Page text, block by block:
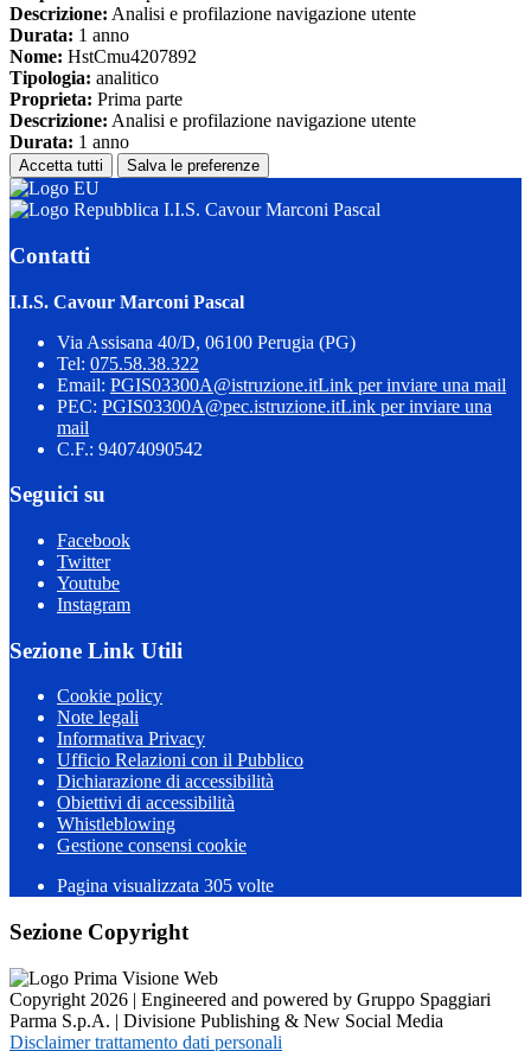
Descrizione: Analisi e profilazione navigazione utente
Durata: 1 anno
Nome: HstCmu4207892
Tipologia: analitico
Proprieta: Prima parte
Descrizione: Analisi e profilazione navigazione utente
Durata: 1 anno
Accetta tutti Salva le preferenze
I.I.S. Cavour Marconi Pascal
Contatti
I.I.S. Cavour Marconi Pascal
Via Assisana 40/D, 06100 Perugia (PG)
Tel: 075.58.38.322
Email: PGIS03300A@istruzione.itLink per inviare una mail
PEC: PGIS03300A@pec.istruzione.itLink per inviare una
mail
C.F.: 94074090542
Seguici su
Facebook
Twitter
Youtube
Instagram
Sezione Link Utili
Cookie policy
Note legali
Informativa Privacy
Ufficio Relazioni con il Pubblico
Dichiarazione di accessibilità
Obiettivi di accessibilità
Whistleblowing
Gestione consensi cookie
Pagina visualizzata 305 volte
Sezione Copyright
Copyright 2026 | Engineered and powered by Gruppo Spaggiari
Parma S.p.A. | Divisione Publishing & New Social Media
Disclaimer trattamento dati personali